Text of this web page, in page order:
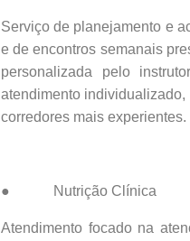
Serviço de planejamento e
e de encontros semanais
personalizada pelo
atendimento
corredores mais experientes.
● Nutrição Clínica
Atendimento focado na